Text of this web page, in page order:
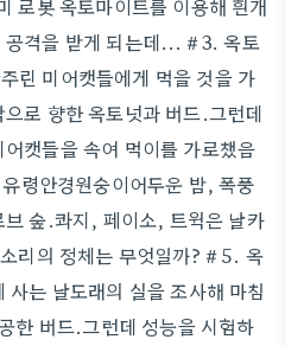
로봇 옥토마이트를 이용해 흰개
공격을 받게 되는데...＃3. 옥토
린 미어캣들에게 먹을 것을 가
로 향한 옥토넛과 버드.그런데
캣들을 속여 먹이를 가로챘음
령안경원숭이어두운 밤, 폭풍
숲.콰지, 페이소, 트윅은 날카
리의 정체는 무엇일까?＃5. 옥
는 날도래의 실을 조사해 마침
한 버드.그런데 성능을 시험하